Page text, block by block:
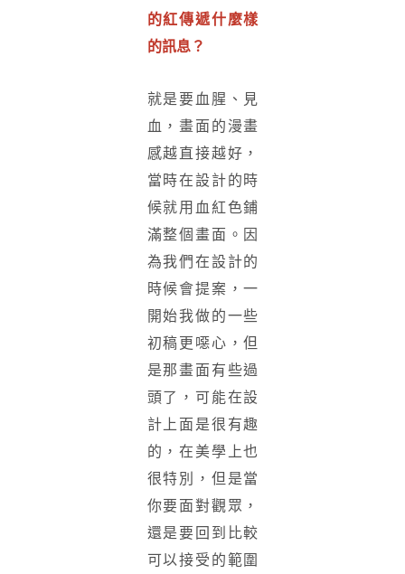
的紅傳遞什麼樣
的訊息？
就是要血腥、見
血，畫面的漫畫
感越直接越好，
當時在設計的時
候就用血紅色鋪
滿整個畫面。因
為我們在設計的
時候會提案，一
開始我做的一些
初稿更噁心，但
是那畫面有些過
頭了，可能在設
計上面是很有趣
的，在美學上也
很特別，但是當
你要面對觀眾，
還是要回到比較
可以接受的範圍